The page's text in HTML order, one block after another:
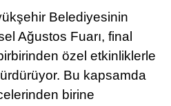
Belediyesinin
Ağustos Fuarı, final
özel etkinliklerle
Bu kapsamda
birine